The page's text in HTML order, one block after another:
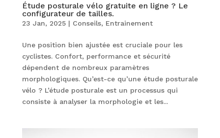
Étude posturale vélo gratuite en ligne ? Le
configurateur de tailles.
23 Jan, 2025 | Conseils, Entrainement
Une position bien ajustée est cruciale pour les
cyclistes. Confort, performance et sécurité
dépendent de nombreux paramètres
morphologiques. Qu’est-ce qu’une étude posturale
vélo ? L’étude posturale est un processus qui
consiste à analyser la morphologie et les...